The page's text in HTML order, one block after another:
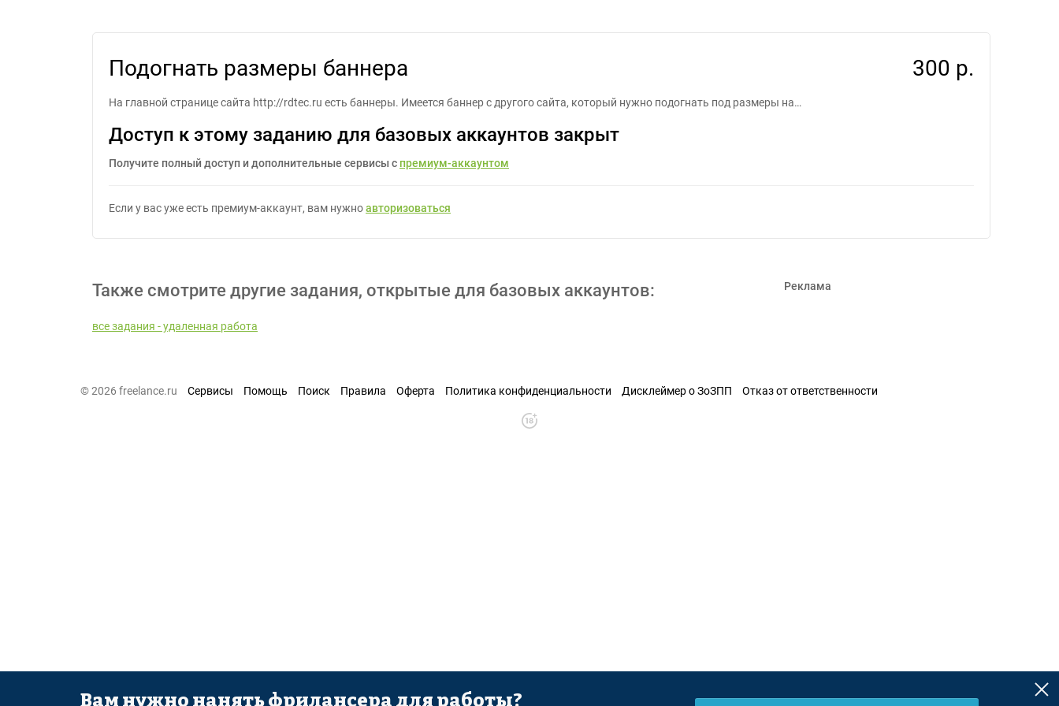
Подогнать размеры баннера 300 р.
На главной странице сайта http://rdtec.ru есть баннеры. Имеется баннер с другого сайта, который нужно подогнать под размеры на…
Доступ к этому заданию для базовых аккаунтов закрыт
Получите полный доступ и дополнительные сервисы с премиум-аккаунтом
Если у вас уже есть премиум-аккаунт, вам нужноавторизоваться
Также смотрите другие задания, открытые для базовых аккаунтов:
все задания - удаленная работа
Реклама
© 2026 freelance.ru Сервисы Помощь Поиск Правила Оферта Политика конфиденциальности Дисклеймер о ЗоЗПП Отказ от ответственности
Вам нужно нанять фрилансера для работы?